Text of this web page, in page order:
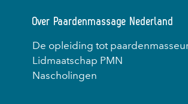
Over Paardenmassage Nederland
De opleiding tot
Lidmaatschap PMN
Nascholingen